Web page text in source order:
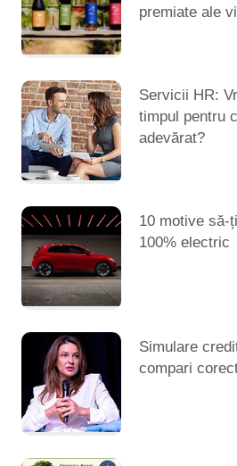
premiate ale
Servicii HR:
timpul pentru
adevărat?
10 motive să-
100% electric
Simulare
compari